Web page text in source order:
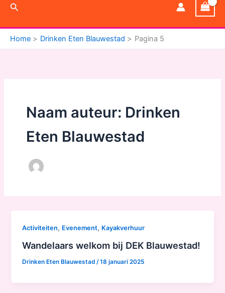
Zoeken
Home Drinken Eten Blauwestad Pagina 5
Naam auteur: Drinken
Eten Blauwestad
Activiteiten, Evenement, Kayakverhuur
Wandelaars welkom bij DEK Blauwestad!
Drinken Eten Blauwestad /18 januari 2025